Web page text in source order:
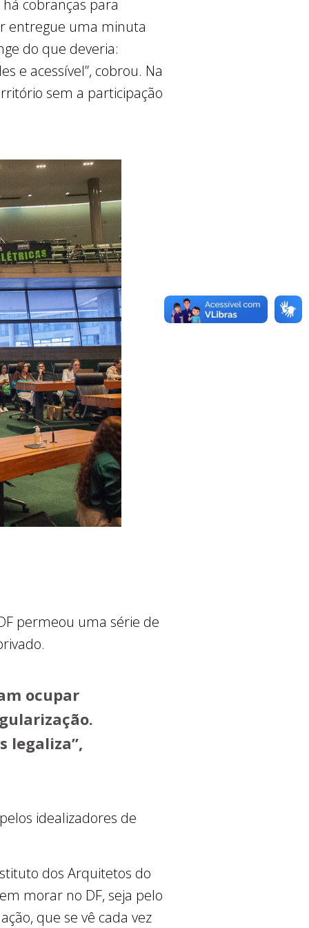
cobranças para
entregue uma minuta
do que deveria:
e acessível”, cobrou. Na
sem a participação
permeou uma série de
ocupar
legaliza”,
idealizadores de
dos Arquitetos do
morar no DF, seja pelo
que se vê cada vez